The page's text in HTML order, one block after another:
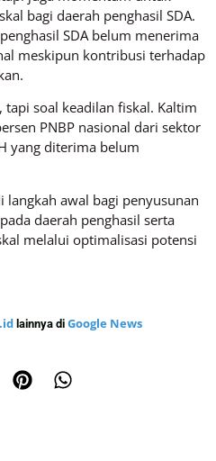
bagi daerah penghasil SDA.
SDA belum menerima
meskipun kontribusi terhadap
tapi soal keadilan fiskal. Kaltim
PNBP nasional dari sektor
yang diterima belum
awal bagi penyusunan
daerah penghasil serta
melalui optimalisasi potensi
lainnya di Google News